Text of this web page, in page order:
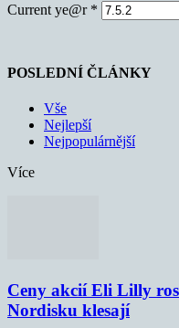
Current ye@r *
POSLEDNÍ ČLÁNKY
Vše
Nejlepší
Nejpopulárnější
Více
Ceny akcií Eli Lilly
Nordisku klesají